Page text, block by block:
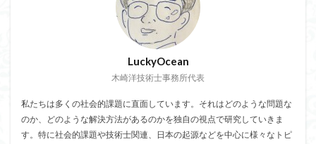
LuckyOcean
木崎洋技術士事務所代表
私たちは多くの社会的課題に直面しています。それはどのような問題な
のか、どのような解決方法があるのかを独自の視点で研究していきま
す。特に社会的課題や技術士関連、日本の起源などを中心に様々なトピ